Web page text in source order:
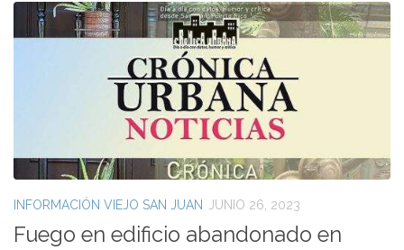
INFORMACIÓN VIEJO SAN JUAN JUNIO 26, 2023
Fuego en edificio abandonado en